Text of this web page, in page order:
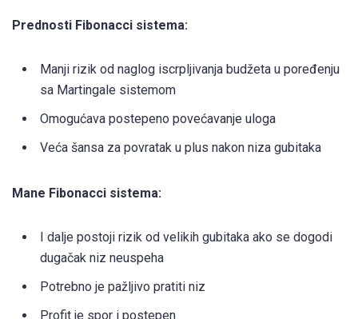
Prednosti Fibonacci sistema:
Manji rizik od naglog iscrpljivanja budžeta u poređenju
sa Martingale sistemom
Omogućava postepeno povećavanje uloga
Veća šansa za povratak u plus nakon niza gubitaka
Mane Fibonacci sistema:
I dalje postoji rizik od velikih gubitaka ako se dogodi
dugačak niz neuspeha
Potrebno je pažljivo pratiti niz
Profit je spor i postepen